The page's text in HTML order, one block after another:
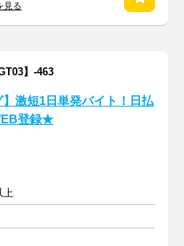
見る
】-463
】激短1日単発バイト！日払
登録★
上